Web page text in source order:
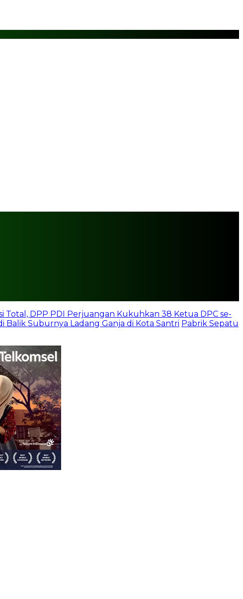
Total, DPP PDI Perjuangan Kukuhkan 38 Ketua DPC se-
Balik Suburnya Ladang Ganja di Kota Santri Pabrik Sepatu